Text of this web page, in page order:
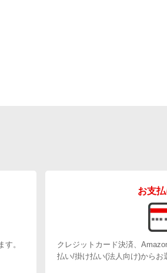
。
お支
クレジットカード決済、
払い/掛け払い(法人向け)からお